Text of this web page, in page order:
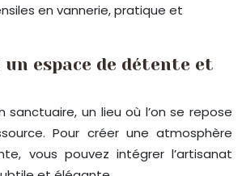
en vannerie, pratique et
un espace de détente et
sanctuaire, un lieu où l’on se repose
Pour créer une atmosphère
vous pouvez intégrer l’artisanat